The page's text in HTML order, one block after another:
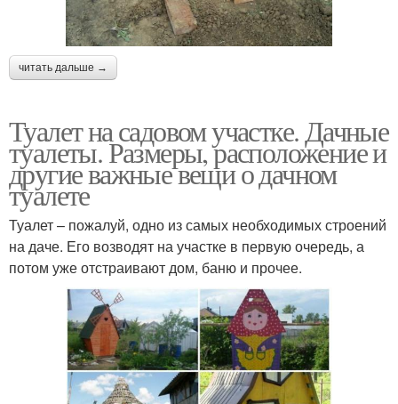
читать дальше →
Туалет на садовом участке. Дачные
туалеты. Размеры, расположение и
другие важные вещи о дачном
туалете
Туалет – пожалуй, одно из самых необходимых строений
на даче. Его возводят на участке в первую очередь, а
потом уже отстраивают дом, баню и прочее.